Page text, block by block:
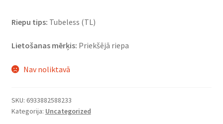
Riepu tips: Tubeless (TL)
Lietošanas mērķis: Priekšējā riepa
Nav noliktavā
SKU: 6933882588233
Kategorija: Uncategorized